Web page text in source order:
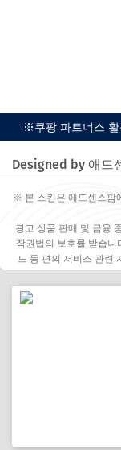
※쿠팡 파트너스 활
Designed by 애드
※ 본 스킨은 애드센스팜
광고 상품 판매 및 금융
작권법의 보호를 받습니
드 등 편의 서비스 관련